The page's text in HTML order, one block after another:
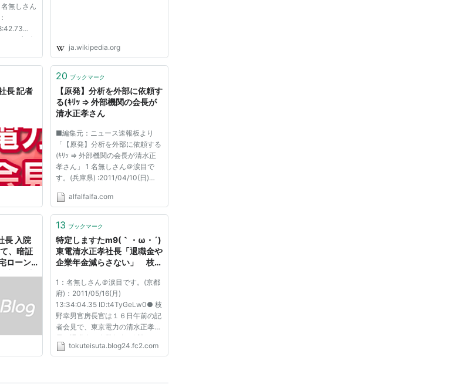
無しさん
ポ
０日、
夜で、
いう。
ja.wikipedia.org
長 記者
20 ブックマーク
【原発】分析を外部に依頼す
る(ｷﾘｯ ⇒ 外部機関の会長が
清水正孝さん
■編集元：ニュース速報板より
「【原発】分析を外部に依頼する
(ｷﾘｯ ⇒ 外部機関の会長が清水正
孝さん」 1 名無しさん＠涙目で
す。(兵庫県) :2011/04/10(日)
PLT(12500) ポイント特典 東京電
屋地下にたまった放射能汚染水の
詳細な分析を日本原子力研究開発
機構と日...
alfalfalfa.com
長 入院
、暗証
ローン
13 ブックマーク
特定しますたm9(｀・ω・´)
東電清水正孝社長「退職金や
企業年金減らさない」 枝野
レ）」
1：名無しさん＠涙目です。(京都
府)：2011/05/16(月)
13:34:04.35 ID:t4TyGeLw0● 枝
野幸男官房長官は１６日午前の記
者会見で、東京電力の清水正孝社
長が退職金や企業年金の減額に
否定的な考えを示したことについ
tokuteisuta.blog24.fc2.com